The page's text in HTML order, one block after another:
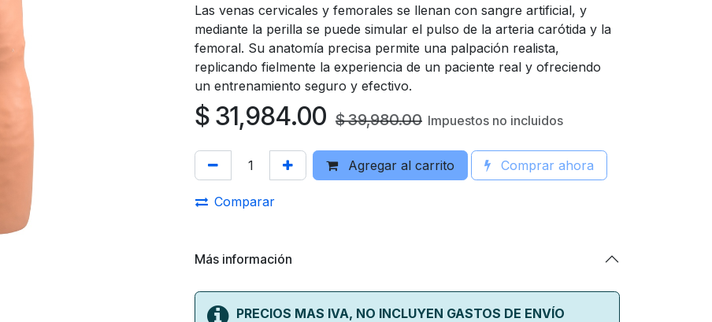
Las venas cervicales y femorales se llenan con sangre artificial, y
mediante la perilla se puede simular el pulso de la arteria carótida y la
femoral. Su anatomía precisa permite una palpación realista,
replicando fielmente la experiencia de un paciente real y ofreciendo
un entrenamiento seguro y efectivo.
$ 31,984.00 $39,980.00 Impuestos no incluidos
Agregar al carrito Comprar ahora
Comparar
Más información
PRECIOS MAS IVA, NO INCLUYEN GASTOS DE ENVÍO